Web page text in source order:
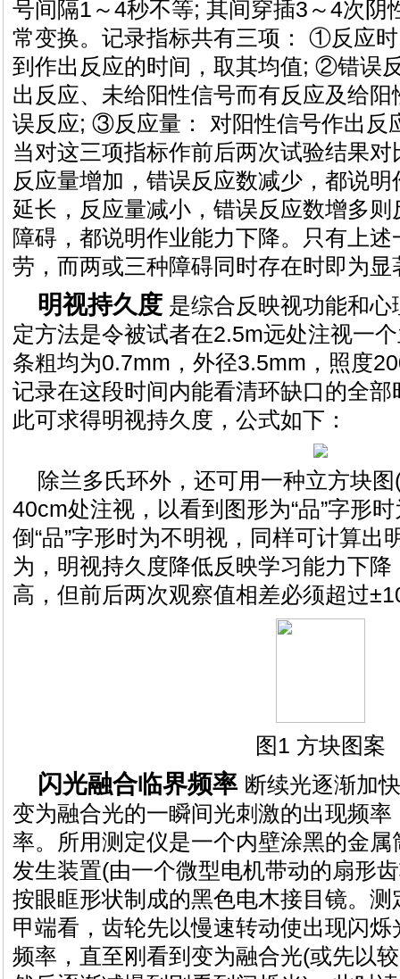
号间隔1～4秒不等; 其间穿插3～4次阴
常变换。记录指标共有三项： ①反应
到作出反应的时间，取其均值; ②错误
出反应、未给阳性信号而有反应及给
误反应; ③反应量： 对阳性信号作出反
当对这三项指标作前后两次试验结果
反应量增加，错误反应数减少，都说
延长，反应量减小，错误反应数增多
障碍，都说明作业能力下降。只有上
劳，而两或三种障碍同时存在时即为显
明视持久度 是综合反映视功能和
定方法是令被试者在2.5m远处注视一
条粗均为0.7mm，外径3.5mm，照度
记录在这段时间内能看清环缺口的全
此可求得明视持久度，公式如下：
除兰多氏环外，还可用一种立方块
40cm处注视，以看到图形为“品”字形
倒“品”字形时为不明视，同样可计算出
为，明视持久度降低反映学习能力下
高，但前后两次观察值相差必须超过
图1 方块图案
闪光融合临界频率 断续光逐渐加
变为融合光的一瞬间光刺激的出现频
率。所用测定仪是一个内壁涂黑的金
发生装置(由一个微型电机带动的扇形
按眼眶形状制成的黑色电木接目镜。
甲端看，齿轮先以慢速转动使出现闪
频率，直至刚看到变为融合光(或先以